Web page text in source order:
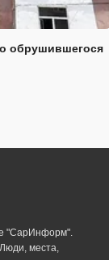
обрушившегося
"СарИнформ".
места,